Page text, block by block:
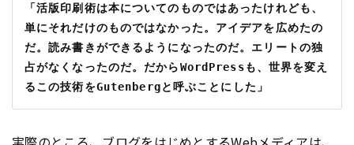
「活版印刷術は本についてのものではあったけれども、
単にそれだけのものではなかった。アイデアを広めたの
だ。読み書きができるようになったのだ。エリートの独
占がなくなったのだ。だからWordPressも、世界を変え
るこの技術をGutenbergと呼ぶことにした」